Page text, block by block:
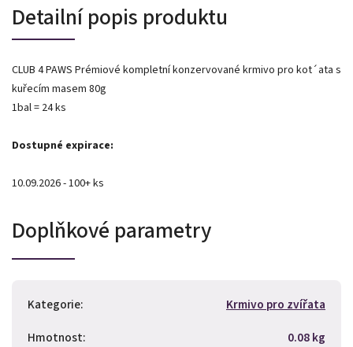
Detailní popis produktu
CLUB 4 PAWS Prémiové kompletní konzervované krmivo pro kot´ata s
kuřecím masem 80g
1bal = 24 ks
Dostupné expirace:
10.09.2026 - 100+ ks
Doplňkové parametry
Kategorie:
Krmivo pro zvířata
Hmotnost:
0.08 kg